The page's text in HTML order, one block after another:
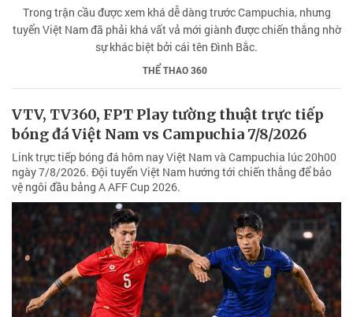
Trong trận cầu được xem khá dễ dàng trước Campuchia, nhưng
tuyển Việt Nam đã phải khá vất vả mới giành được chiến thắng nhờ
sự khác biệt bởi cái tên Đình Bắc.
THỂ THAO 360
VTV, TV360, FPT Play tường thuật trực tiếp
bóng đá Việt Nam vs Campuchia 7/8/2026
Link trực tiếp bóng đá hôm nay Việt Nam và Campuchia lúc 20h00
ngày 7/8/2026. Đội tuyển Việt Nam hướng tới chiến thắng để bảo
vệ ngôi đầu bảng A AFF Cup 2026.